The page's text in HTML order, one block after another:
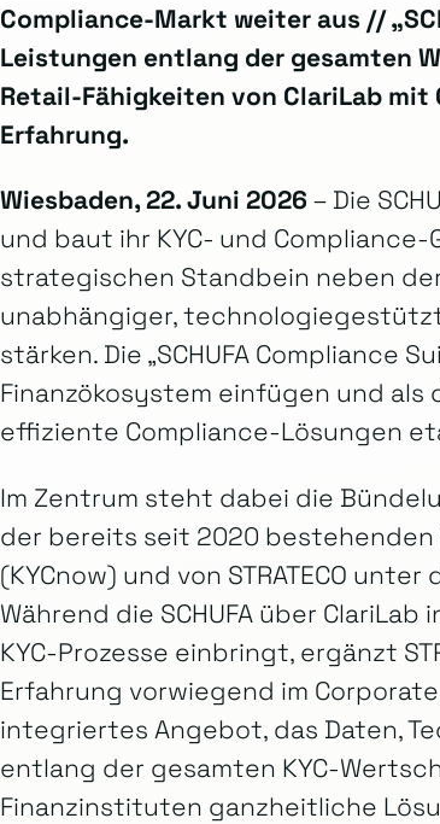
Compliance-Markt weiter aus //
Leistungen entlang der gesamten
Retail-Fähigkeiten von ClariLab
Erfahrung.
Wiesbaden, 22. Juni 2026– Die
und baut ihr KYC- und
strategischen Standbein neben
unabhängiger,
stärken. Die „SCHUFA Compliance
Finanzökosystem einfügen und
effiziente Compliance-Lösungen
Im Zentrum steht dabei die
der bereits seit 2020 bestehenden
(KYCnow) und von STRATECO unter
Während die SCHUFA über
KYC-Prozesse einbringt, ergänzt
Erfahrung vorwiegend im
integriertes Angebot, das Daten,
entlang der gesamten KYC-
Finanzinstituten ganzheitliche